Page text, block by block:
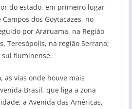
do estado, em primeiro lugar
dos Goytacazes, no
por Araruama, na Região
Teresópolis, na região Serrana;
sul fluminense.
as vias onde houve mais
Brasil, que liga a zona
a Avenida das Américas,